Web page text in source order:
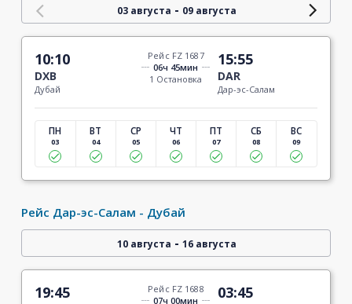
03 августа - 09 августа
10:10
DXB
Дубай
Рейс FZ 1687
06ч 45мин
1 Остановка
15:55
DAR
Дар-эс-Салам
ПН
03
ВТ
04
СР
05
ЧТ
06
ПТ
07
СБ
08
ВС
09
Рейс Дар-эс-Салам - Дубай
10 августа - 16 августа
19:45
Рейс FZ 1688
07ч 00мин
03:45